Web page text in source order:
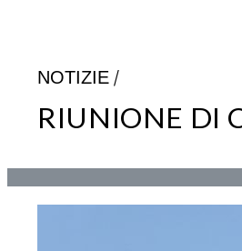
NOTIZIE /
RIUNIONE DI